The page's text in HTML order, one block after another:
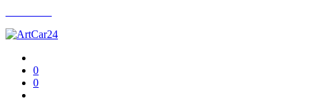
0
0